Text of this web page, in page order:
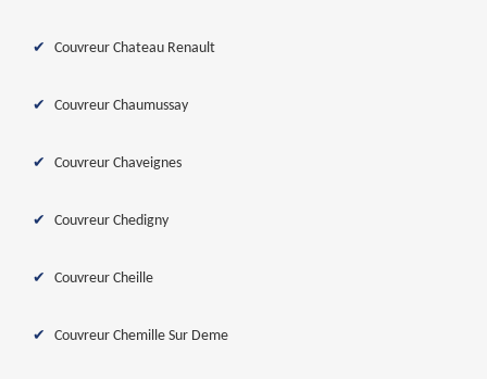
Couvreur Chateau Renault
Couvreur Chaumussay
Couvreur Chaveignes
Couvreur Chedigny
Couvreur Cheille
Couvreur Chemille Sur Deme